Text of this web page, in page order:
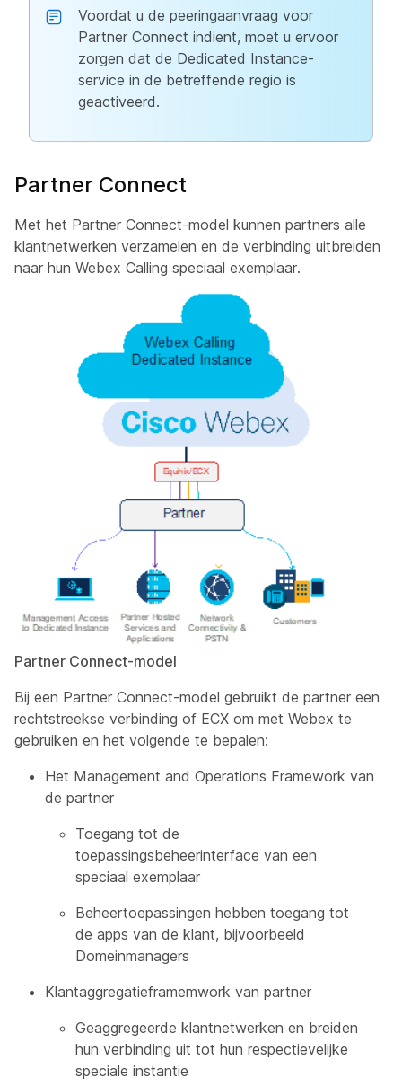
Voordat u de peeringaanvraag voor
Partner Connect indient, moet u ervoor
zorgen dat de Dedicated Instance-
service in de betreffende regio is
geactiveerd.
Partner Connect
Met het Partner Connect-model kunnen partners alle
klantnetwerken verzamelen en de verbinding uitbreiden
naar hun Webex Calling speciaal exemplaar.
Partner Connect-model
Bij een Partner Connect-model gebruikt de partner een
rechtstreekse verbinding of ECX om met Webex te
gebruiken en het volgende te bepalen:
Het Management and Operations Framework van
de partner
Toegang tot de
toepassingsbeheerinterface van een
speciaal exemplaar
Beheertoepassingen hebben toegang tot
de apps van de klant, bijvoorbeeld
Domeinmanagers
Klantaggregatieframemwork van partner
Geaggregeerde klantnetwerken en breiden
hun verbinding uit tot hun respectievelijke
speciale instantie